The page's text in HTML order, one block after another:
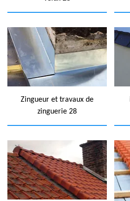
Zingueur et travaux de
zinguerie 28